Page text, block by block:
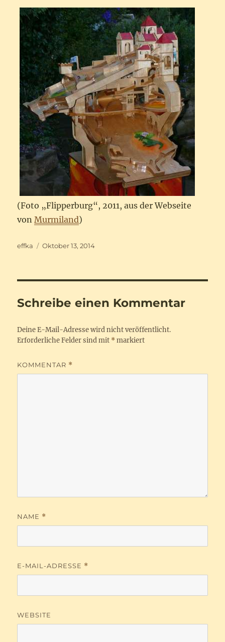
(Foto „Flipperburg“, 2011, aus der Webseite
vonMurmiland)
Autor
effka
Veröffentlicht
Oktober 13, 2014
Schreibe einen Kommentar
Deine E-Mail-Adresse wird nicht veröffentlicht.
Erforderliche Felder sind mit * markiert
KOMMENTAR *
NAME *
E-MAIL-ADRESSE *
WEBSITE